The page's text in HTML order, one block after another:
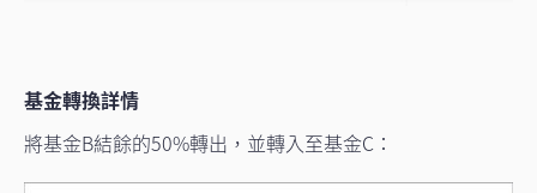
基金轉換詳情
將基金B結餘的50%轉出，並轉入至基金C：